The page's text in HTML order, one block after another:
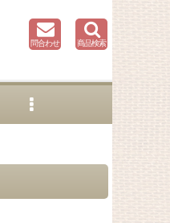
問合わせ 商品検索